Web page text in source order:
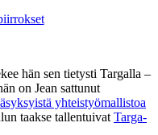
hän sen tietysti Targalla –
on Jean sattunut
yhteistyömallistoa
taakse tallentuivat Targa-